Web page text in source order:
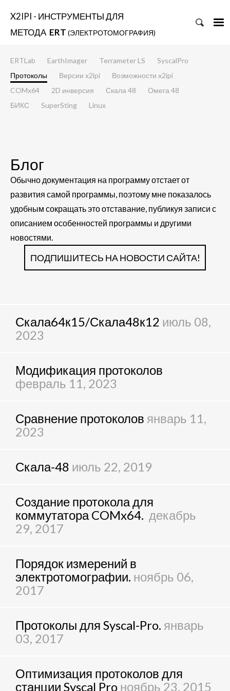
X2IPI - ИНСТРУМЕНТЫ ДЛЯ
МЕТОДА ERT (ЭЛЕКТРОТОМОГРАФИЯ)
ERTLab EarthImager Terrameter LS
SyscalPro
Протоколы
Версии x2ipi
Возможности x2ipi
COMx64
2D инверсия Скала 48
Омега 48
БИКС
SuperSting Linux
Блог
Обычно документация на программу отстает от
развития самой программы, поэтому мне показалось
удобным сокращать это отставание, публикуя записи с
описанием особенностей программы и другими
новостями.
ПОДПИШИТЕСЬ НА НОВОСТИ САЙТА!
Скала64к15/Скала48к12 июль 08,
2023
Модификация протоколов
февраль 11, 2023
Сравнение протоколов январь 11,
2023
Скала-48 июль 22, 2019
Создание протокола для
коммутатора COMx64. декабрь
29, 2017
Порядок измерений в
электротомографии. ноябрь 06,
2017
Протоколы для Syscal-Pro. январь
03, 2017
Оптимизация протоколов для
станции Syscal Pro ноябрь 23, 2015